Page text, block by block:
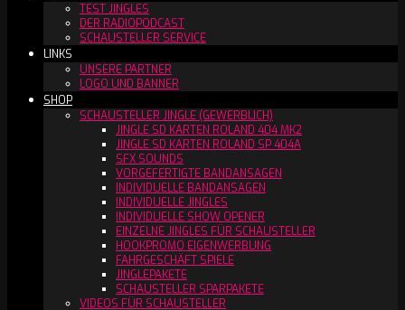
TEST JINGLES
DER RADIOPODCAST
SCHAUSTELLER SERVICE
LINKS
UNSERE PARTNER
LOGO UND BANNER
SHOP
SCHAUSTELLER JINGLE (GEWERBLICH)
JINGLE SD KARTEN ROLAND 404 MK2
JINGLE SD KARTEN ROLAND SP 404A
SFX SOUNDS
VORGEFERTIGTE BANDANSAGEN
INDIVIDUELLE BANDANSAGEN
INDIVIDUELLE JINGLES
INDIVIDUELLE SHOW OPENER
EINZELNE JINGLES FÜR SCHAUSTELLER
HOOKPROMO EIGENWERBUNG
FAHRGESCHÄFT SPIELE
JINGLEPAKETE
SCHAUSTELLER SPARPAKETE
VIDEOS FÜR SCHAUSTELLER